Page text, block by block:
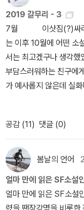
일 마지막 문장이 진짜
아주 모르는 것도 아닌
요. 예를 들어 이승우 작
설로 읽히는데, 작가님
작가님의 소설을 읽을
터가 훨씬 더 작가를 많
여긴 너무 멀어서 배송
읽어보겠다 등의 말은
야겠다 싶네요. 이 말의
맺자면 이거예요.제일
어로가 너무 많사오니>
니다. 와, 진짜 명작이었
며 아무말 대잔치를 지
님, 너무 서운해 말아주
이 읽는다’라느니 하는
말은 다른 사람 앞에서
나 호불호를 꽤 직접적으로 드
엑셀로 쓰는 나의 독서
말에 서너 권의 책을
읽기 시작했던 (일부)
시 새로운 책들로 넘어
상에서 보자면, ‘간헐
섯 문장은 2주 전에 썼는
함으로써 주체의 여러
내 알라딘 서재의 마지
나 말걸. 한 주마다 글을
허언 이력에 한 줄 추가.
량의 글을 쓸까? 그러나
2019 갈무리 - 3
7월 이삿짐(?)싸랴
는 이후 10월에 어떤 소
서는 최고겠구나 생각
부담스러워하는 친구에
가 예사롭지 않은데 실
있었는지가 다 드러나
직한 글인지. <그들이
에 내가 먼저 읽었다.
만남 시리즈를 몇 권 구
소녀>가 제일 재미있다
명세를 탄 김초엽 작가
있는가>를 읽기 전의
공감 (11) 댓글 (0)
봄날의 언어
얼마 만에 읽은 SF소설
얼마 만에 읽은 SF소설